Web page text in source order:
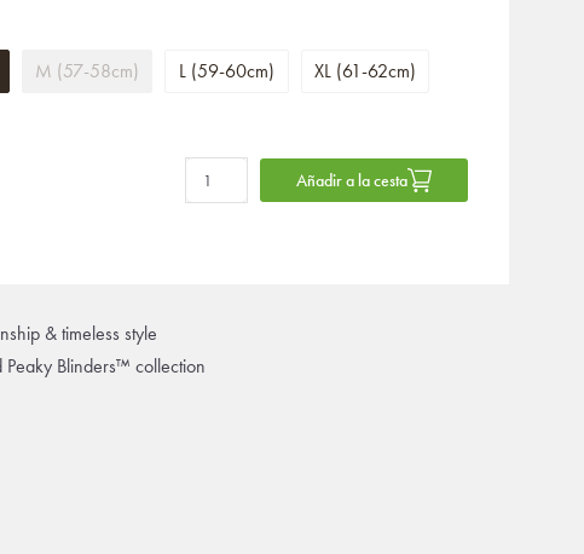
M (57-58cm) L (59-60cm) XL (61-62cm)
Añadir a la cesta
& timeless style
Blinders™ collection